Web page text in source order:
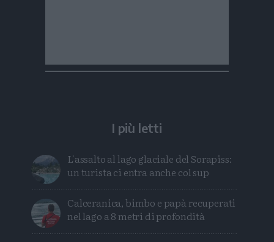
I più letti
L'assalto al lago glaciale del Sorapiss:
un turista ci entra anche col sup
Calceranica, bimbo e papà recuperati
nel lago a 8 metri di profondità